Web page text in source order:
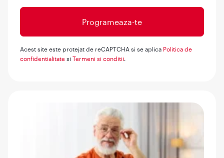
Acest site este protejat de reCAPTCHA si se aplica Politica de
confidentialitate si Termeni si conditii.